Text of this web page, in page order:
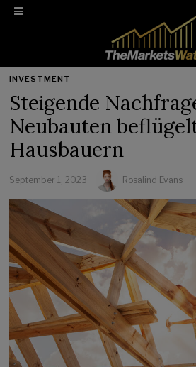
INVESTMENT
Steigende
Neubauten
Hausbauern
September 1, 2023 Rosalind Evans